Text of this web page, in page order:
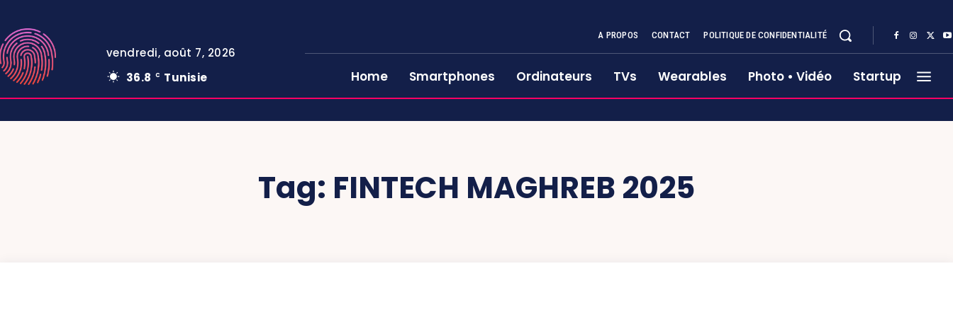
vendredi, août 7, 2026
36.8
C Tunisie
A PROPOS CONTACT POLITIQUE DE CONFIDENTIALITÉ
Home Smartphones Ordinateurs TVs Wearables Photo • Vidéo Startup
Tag: FINTECH MAGHREB 2025